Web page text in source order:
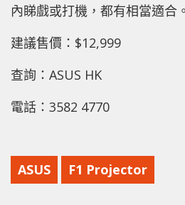
內睇戲或打機，都有相當適合。
建議售價：$12,999
查詢：ASUS HK
電話：3582 4770
ASUS F1 Projector